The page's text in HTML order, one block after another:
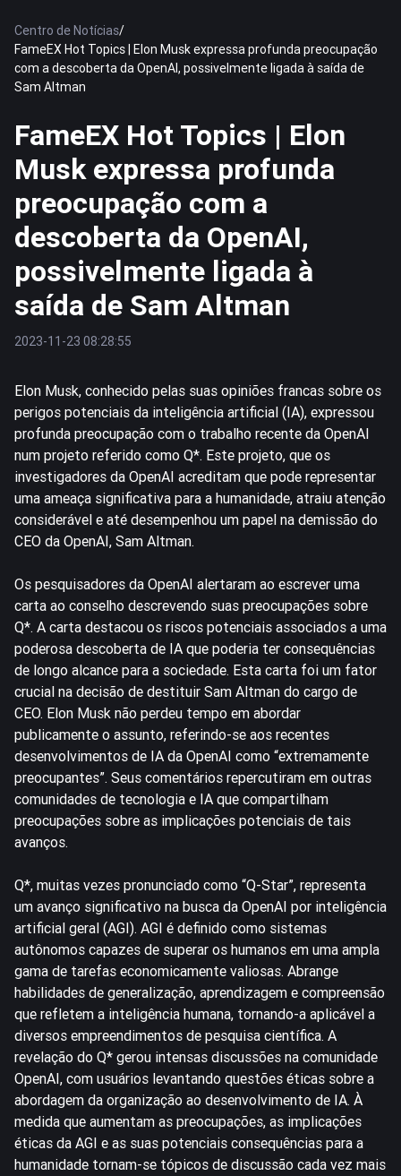
Centro de Notícias/
FameEX Hot Topics | Elon Musk expressa profunda preocupação
com a descoberta da OpenAI, possivelmente ligada à saída de
Sam Altman
FameEX Hot Topics | Elon
Musk expressa profunda
preocupação com a
descoberta da OpenAI,
possivelmente ligada à
saída de Sam Altman
2023-11-23 08:28:55
Elon Musk, conhecido pelas suas opiniões francas sobre os
perigos potenciais da inteligência artificial (IA), expressou
profunda preocupação com o trabalho recente da OpenAI
num projeto referido como Q*. Este projeto, que os
investigadores da OpenAI acreditam que pode representar
uma ameaça significativa para a humanidade, atraiu atenção
considerável e até desempenhou um papel na demissão do
CEO da OpenAI, Sam Altman.
Os pesquisadores da OpenAI alertaram ao escrever uma
carta ao conselho descrevendo suas preocupações sobre
Q*. A carta destacou os riscos potenciais associados a uma
poderosa descoberta de IA que poderia ter consequências
de longo alcance para a sociedade. Esta carta foi um fator
crucial na decisão de destituir Sam Altman do cargo de
CEO. Elon Musk não perdeu tempo em abordar
publicamente o assunto, referindo-se aos recentes
desenvolvimentos de IA da OpenAI como “extremamente
preocupantes”. Seus comentários repercutiram em outras
comunidades de tecnologia e IA que compartilham
preocupações sobre as implicações potenciais de tais
avanços.
Q*, muitas vezes pronunciado como “Q-Star”, representa
um avanço significativo na busca da OpenAI por inteligência
artificial geral (AGI). AGI é definido como sistemas
autônomos capazes de superar os humanos em uma ampla
gama de tarefas economicamente valiosas. Abrange
habilidades de generalização, aprendizagem e compreensão
que refletem a inteligência humana, tornando-a aplicável a
diversos empreendimentos de pesquisa científica. A
revelação do Q* gerou intensas discussões na comunidade
OpenAI, com usuários levantando questões éticas sobre a
abordagem da organização ao desenvolvimento de IA. À
medida que aumentam as preocupações, as implicações
éticas da AGI e as suas potenciais consequências para a
humanidade tornam-se tópicos de discussão cada vez mais